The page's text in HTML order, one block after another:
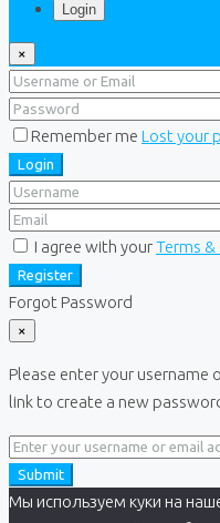
Login
×
Remember me Lost your
Login
I agree with yourTerms
Register
Forgot Password
×
Please enter your username
link to create a new
Submit
Мы используем куки на